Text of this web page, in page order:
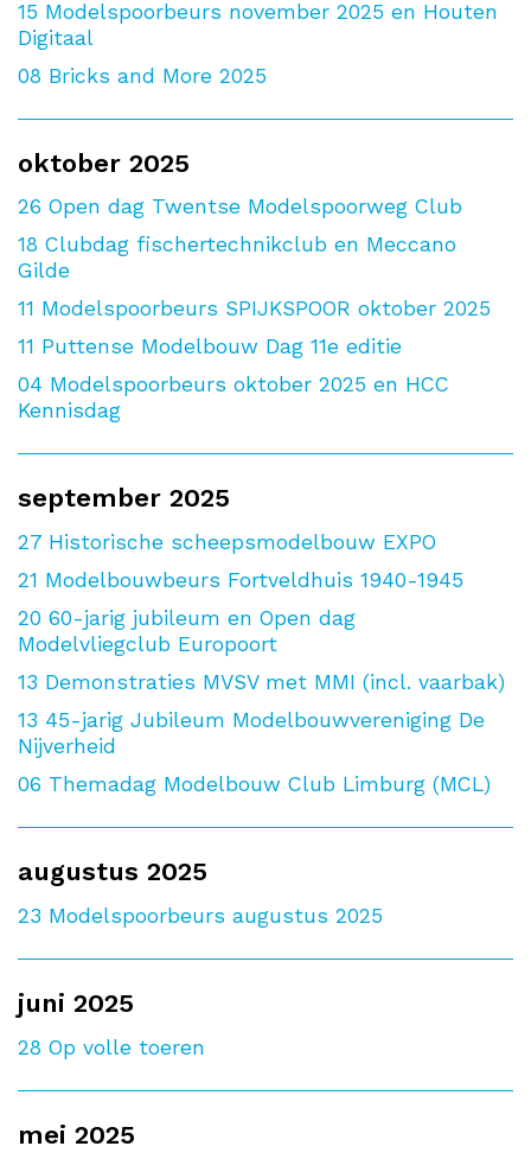
15 Modelspoorbeurs november 2025 en Houten
Digitaal
08 Bricks and More 2025
oktober 2025
26 Open dag Twentse Modelspoorweg Club
18 Clubdag fischertechnikclub en Meccano
Gilde
11 Modelspoorbeurs SPIJKSPOOR oktober 2025
11 Puttense Modelbouw Dag 11e editie
04 Modelspoorbeurs oktober 2025 en HCC
Kennisdag
september 2025
27 Historische scheepsmodelbouw EXPO
21 Modelbouwbeurs Fortveldhuis 1940-1945
20 60-jarig jubileum en Open dag
Modelvliegclub Europoort
13 Demonstraties MVSV met MMI (incl. vaarbak)
13 45-jarig Jubileum Modelbouwvereniging De
Nijverheid
06 Themadag Modelbouw Club Limburg (MCL)
augustus 2025
23 Modelspoorbeurs augustus 2025
juni 2025
28 Op volle toeren
mei 2025